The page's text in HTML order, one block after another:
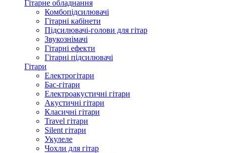
Гітарне обладнання
Комбопідсилювачі
Гітарні кабінети
Підсилювачі-голови для гітар
Звукознімачі
Гітарні ефекти
Гітарні підсилювачі
Гітари
Електрогітари
Бас-гітари
Електроакустичні гітари
Акустичні гітари
Класичні гітари
Travel гітари
Silent гітари
Укулеле
Чохли для гітар